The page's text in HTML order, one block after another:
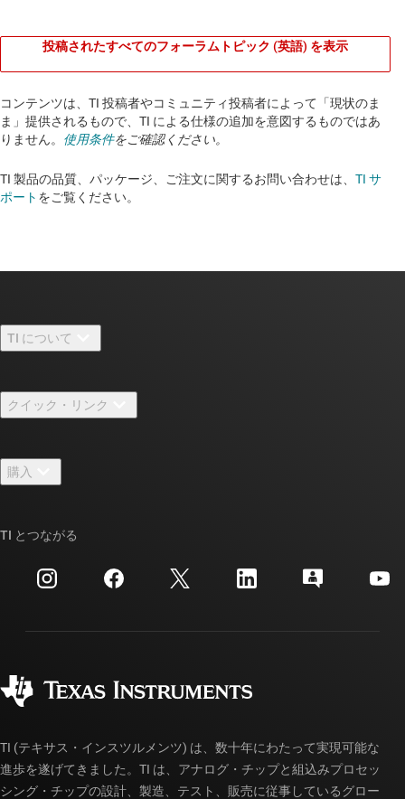
投稿されたすべてのフォーラムトピック (英語) を表示
コンテンツは、TI 投稿者やコミュニティ投稿者によって「現状のま
ま」提供されるもので、TI による仕様の追加を意図するものではあ
りません。 使用条件をご確認ください。
TI 製品の品質、パッケージ、ご注文に関するお問い合わせは、 TI サ
ポート をご覧ください。​​​​​​​​​​​​​​
TI について
採用情報
ニュース
イベント
投資家向け情報
クイック・リンク
TI E2E™ 設計サポート・フォーラム
クロスリファレンス検索
カスタマー・サポート・センター
myTI アカウントの FAQ
購入
ご注文に関する FAQ
TI とつながる
TI (テキサス・インスツルメンツ) は、数十年にわたって実現可能な
進歩を遂げてきました。TI は、アナログ・チップと組込みプロセッ
シング・チップの設計、製造、テスト、販売に従事しているグロー